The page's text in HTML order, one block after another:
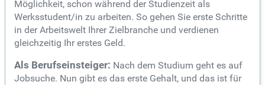
Möglichkeit, schon während der Studienzeit als
Werksstudent/in zu arbeiten. So gehen Sie erste Schritte
in der Arbeitswelt Ihrer Zielbranche und verdienen
gleichzeitig Ihr erstes Geld.
Als Berufseinsteiger: Nach dem Studium geht es auf
Jobsuche. Nun gibt es das erste Gehalt, und das ist für